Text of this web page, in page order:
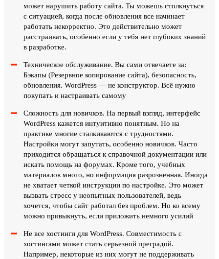
может нарушить работу сайта. Ты можешь столкнуться
с ситуацией, когда после обновления все начинает
работать некорректно. Это действительно может
расстраивать, особенно если у тебя нет глубоких знаний
в разработке.
Техническое обслуживание. Вы сами отвечаете за:
Бэкапы (Резервное копирование сайта), безопасность,
обновления. WordPress — не конструктор. Всё нужно
покупать и настраивать самому
Сложность для новичков. На первый взгляд, интерфейс
WordPress кажется интуитивно понятным. Но на
практике многие сталкиваются с трудностями.
Настройки могут запутать, особенно новичков. Часто
приходится обращаться к справочной документации или
искать помощь на форумах. Кроме того, учебных
материалов много, но информация разрозненная. Иногда
не хватает четкой инструкции по настройке. Это может
вызвать стресс у неопытных пользователей, ведь
хочется, чтобы сайт работал без проблем. Но ко всему
можно привыкнуть, если приложить немного усилий
Не все хостинги для WordPress. Совместимость с
хостингами может стать серьезной преградой.
Например, некоторые из них могут не поддерживать